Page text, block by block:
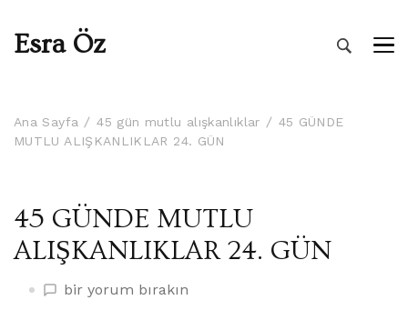
Esra Öz
Ana Sayfa 45 gün mutlu alışkanlıklar
45 GÜNDE
MUTLU ALIŞKANLIKLAR 24. GÜN
45 GÜNDE MUTLU
ALIŞKANLIKLAR 24. GÜN
45
bir yorum bırakın